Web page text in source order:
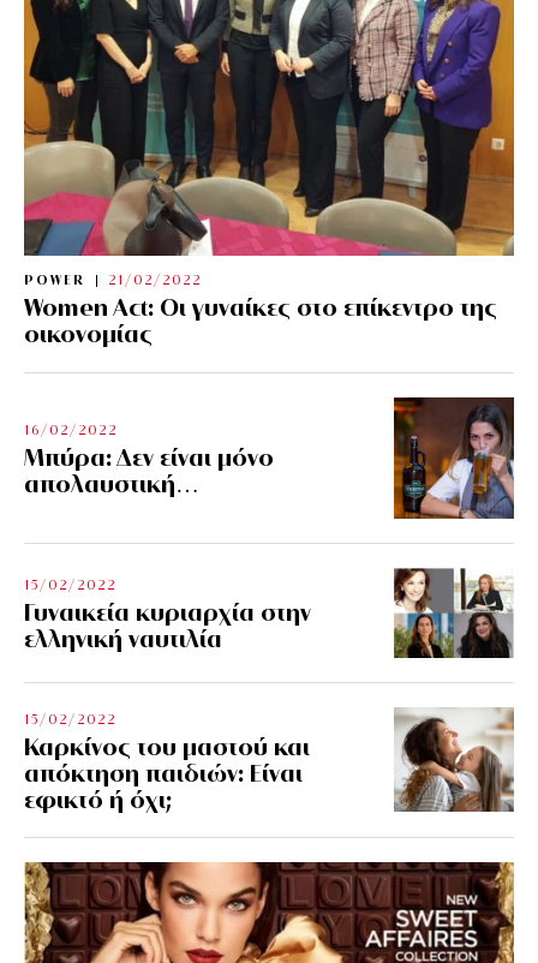
POWER 21/02/2022
Women Act: Οι γυναίκες στο επίκεντρο της
οικονομίας
16/02/2022
Μπύρα: Δεν είναι μόνο
απολαυστική…
15/02/2022
Γυναικεία κυριαρχία στην
ελληνική ναυτιλία
15/02/2022
Καρκίνος του μαστού και
απόκτηση παιδιών: Είναι
εφικτό ή όχι;